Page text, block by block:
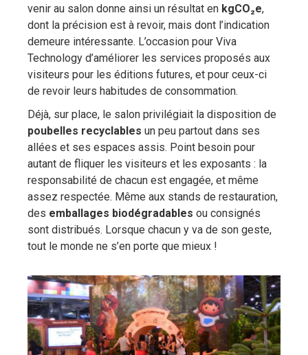
venir au salon donne ainsi un résultat en kgCO₂e,
dont la précision est à revoir, mais dont l’indication
demeure intéressante. L’occasion pour Viva
Technology d’améliorer les services proposés aux
visiteurs pour les éditions futures, et pour ceux-ci
de revoir leurs habitudes de consommation.
Déjà, sur place, le salon privilégiait la disposition de
poubelles recyclables un peu partout dans ses
allées et ses espaces assis. Point besoin pour
autant de fliquer les visiteurs et les exposants : la
responsabilité de chacun est engagée, et même
assez respectée. Même aux stands de restauration,
des emballages biodégradables ou consignés
sont distribués. Lorsque chacun y va de son geste,
tout le monde ne s’en porte que mieux !